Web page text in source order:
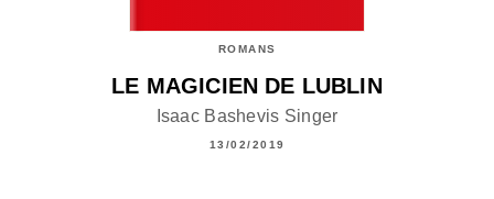
ROMANS
LE MAGICIEN DE LUBLIN
Isaac Bashevis Singer
13/02/2019